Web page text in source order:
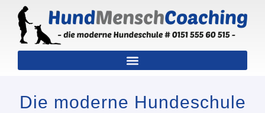
Zum
Inhalt
springen
Die moderne Hundeschule